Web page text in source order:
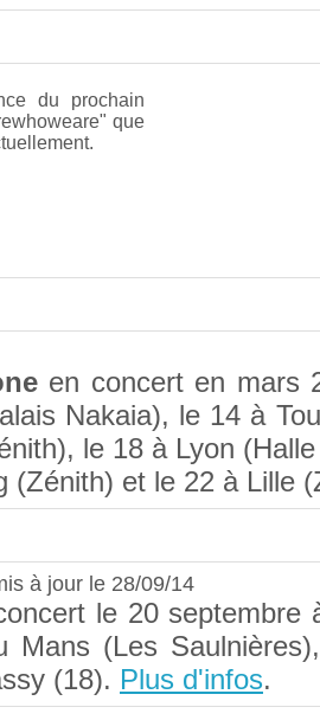
du prochain
que
en concert en mars
Nakaia), le 14 à
le 18 à Lyon
(Zénith) et le 22 à Lille
à jour le 28/09/14
le 20 septembre
Mans (Les
(18). Plus d'infos.